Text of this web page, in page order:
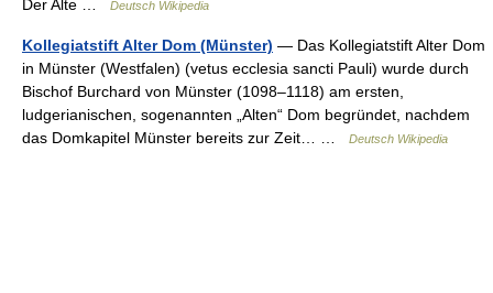
Der Alte …
Deutsch Wikipedia
Kollegiatstift Alter Dom (Münster) — Das Kollegiatstift Alter Dom
in Münster (Westfalen) (vetus ecclesia sancti Pauli) wurde durch
Bischof Burchard von Münster (1098–1118) am ersten,
ludgerianischen, sogenannten „Alten“ Dom begründet, nachdem
das Domkapitel Münster bereits zur Zeit… …
Deutsch Wikipedia